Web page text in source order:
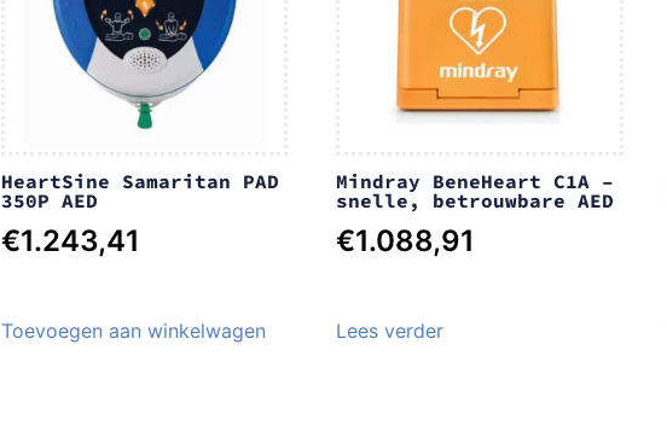
HeartSine Samaritan PAD
350P AED
€1.243,41
Toevoegen aan winkelwagen
Mindray BeneHeart C1A –
snelle, betrouwbare AED
€1.088,91
Lees verder